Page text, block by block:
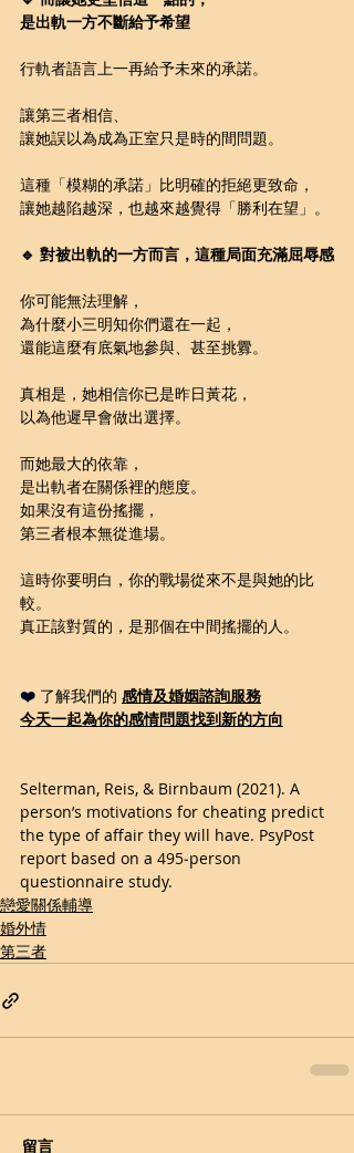
是出軌一方不斷給予希望
行軌者語言上一再給予未來的承諾。
讓第三者相信、
讓她誤以為成為正室只是時的間問題。
這種「模糊的承諾」比明確的拒絕更致命，
讓她越陷越深，也越來越覺得「勝利在望」。
🔹 對被出軌的一方而言，這種局面充滿屈辱感
你可能無法理解，
為什麼小三明知你們還在一起，
還能這麼有底氣地參與、甚至挑釁。
真相是，她相信你已是昨日黃花，
以為他遲早會做出選擇。
而她最大的依靠，
是出軌者在關係裡的態度。
如果沒有這份搖擺，
第三者根本無從進場。
這時你要明白，你的戰場從來不是與她的比
較。
真正該對質的，是那個在中間搖擺的人。
❤️ 了解我們的 感情及婚姻諮詢服務
今天一起為你的感情問題找到新的方向
Selterman, Reis, & Birnbaum (2021). A
person’s motivations for cheating predict
the type of affair they will have. PsyPost
report based on a 495‑person
questionnaire study.
戀愛關係輔導
婚外情
第三者
留言